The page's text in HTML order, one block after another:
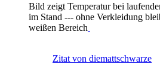
Bild zeigt Temperatur bei
im Stand --- ohne Verkleidung
weißen Bereich
Zitat von diemattschwarze